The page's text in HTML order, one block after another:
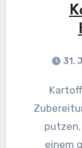
31.
Kartoffelrisotto an Hühnerfrikassee
einem